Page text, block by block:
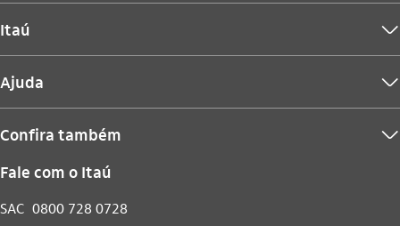
Itaú seta_baixo
Ajuda seta_baixo
Confira também seta_baixo
Fale com o Itaú
SAC 0800 728 0728